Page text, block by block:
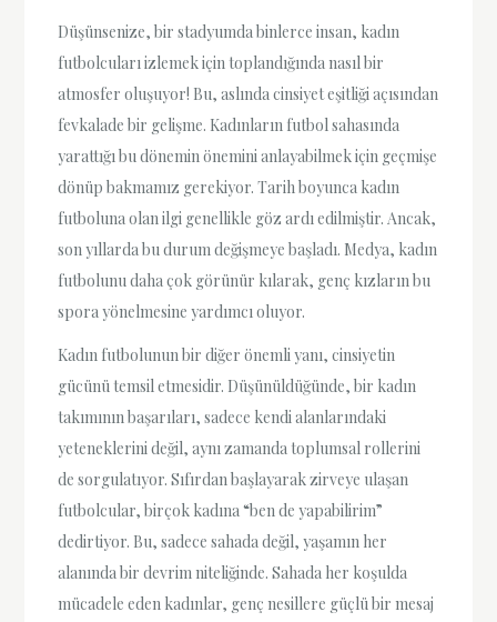
Düşünsenize, bir stadyumda binlerce insan, kadın
futbolcuları izlemek için toplandığında nasıl bir
atmosfer oluşuyor! Bu, aslında cinsiyet eşitliği açısından
fevkalade bir gelişme. Kadınların futbol sahasında
yarattığı bu dönemin önemini anlayabilmek için geçmişe
dönüp bakmamız gerekiyor. Tarih boyunca kadın
futboluna olan ilgi genellikle göz ardı edilmiştir. Ancak,
son yıllarda bu durum değişmeye başladı. Medya, kadın
futbolunu daha çok görünür kılarak, genç kızların bu
spora yönelmesine yardımcı oluyor.
Kadın futbolunun bir diğer önemli yanı, cinsiyetin
gücünü temsil etmesidir. Düşünüldüğünde, bir kadın
takımının başarıları, sadece kendi alanlarındaki
yeteneklerini değil, aynı zamanda toplumsal rollerini
de sorgulatıyor. Sıfırdan başlayarak zirveye ulaşan
futbolcular, birçok kadına “ben de yapabilirim”
dedirtiyor. Bu, sadece sahada değil, yaşamın her
alanında bir devrim niteliğinde. Sahada her koşulda
mücadele eden kadınlar, genç nesillere güçlü bir mesaj